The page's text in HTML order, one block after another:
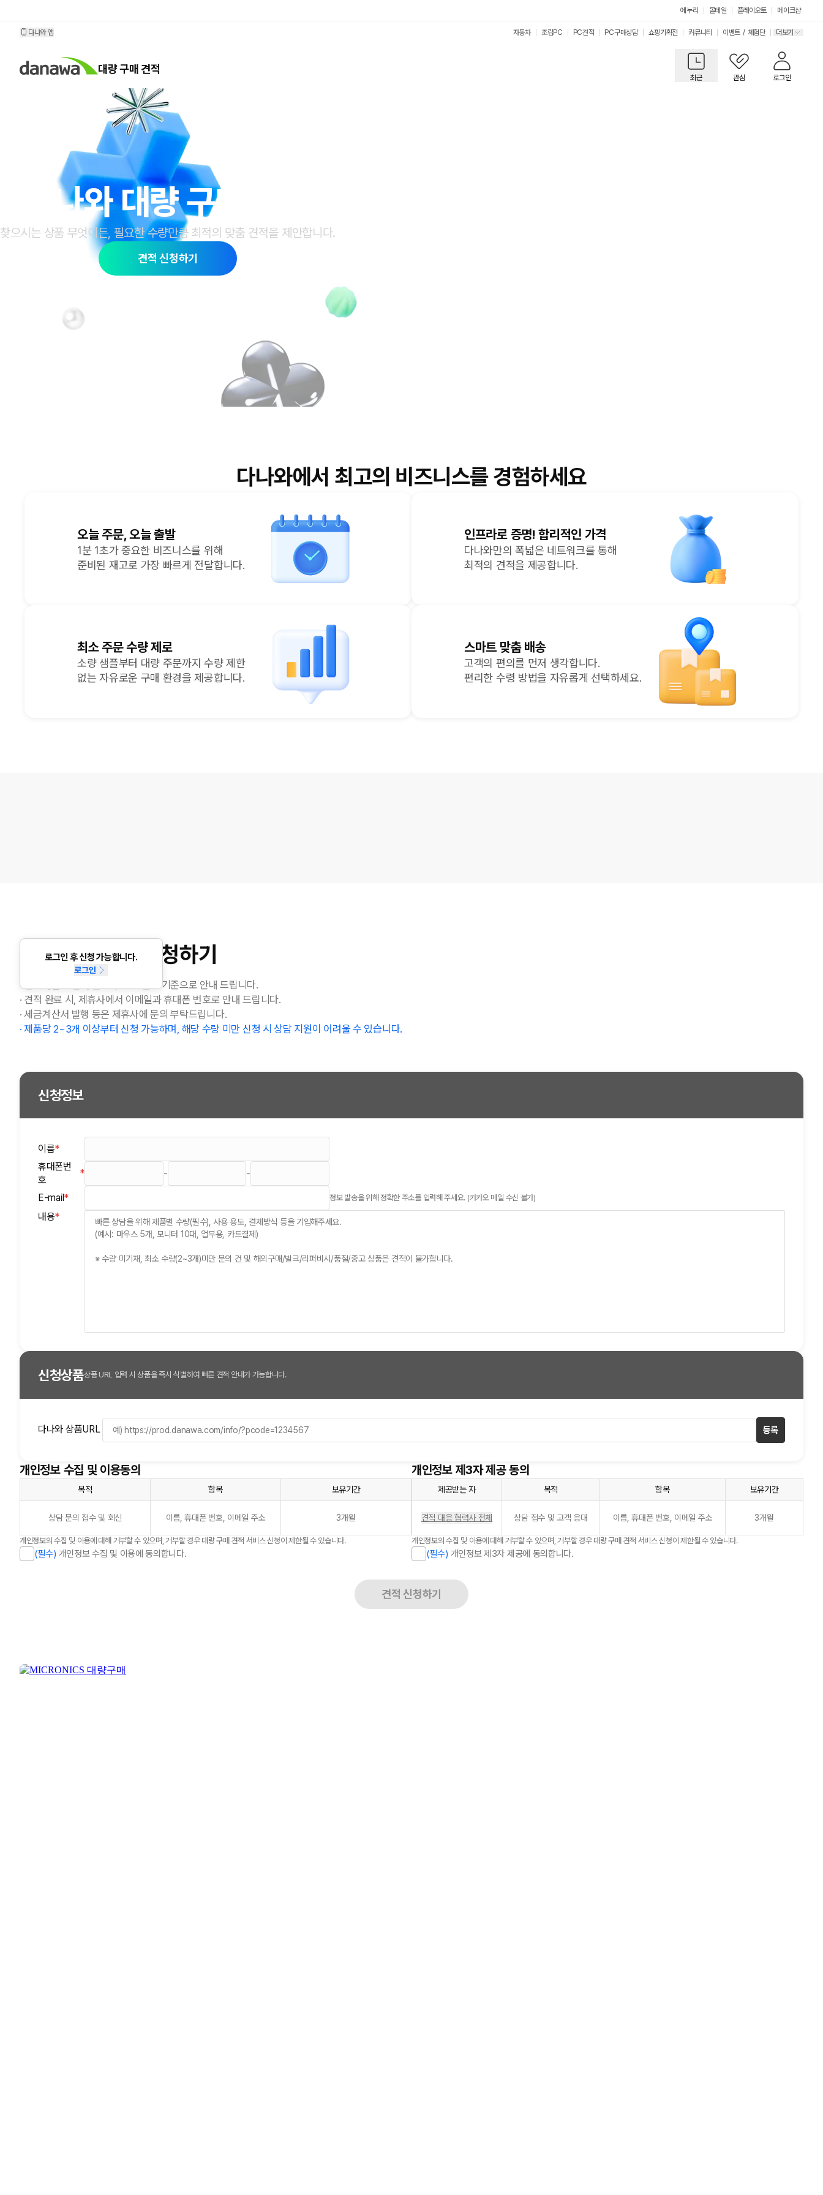
에누리 몰테일 플레이오토 메이크샵
다나와 앱 자동차 조립PC PC견적 PC구매상담 쇼핑기획전 커뮤니티 이벤트 / 체험단 더보기
대량 구매 견적
최근 관심 로그인
다나와 대량 구매 견적
찾으시는 상품 무엇이든, 필요한 수량만큼 최적의 맞춤 견적을 제안합니다.
견적 신청하기
다나와에서 최고의 비즈니스를경험하세요
오늘 주문, 오늘 출발
1분 1초가 중요한 비즈니스를 위해
준비된 재고로 가장 빠르게 전달합니다.
인프라로 증명! 합리적인 가격
다나와만의 폭넓은 네트워크를 통해
최적의 견적을 제공합니다.
최소 주문 수량 제로
소량 샘플부터 대량 주문까지 수량 제한
없는 자유로운 구매 환경을 제공합니다.
스마트 맞춤 배송
고객의 편의를 먼저 생각합니다.
편리한 수령 방법을 자유롭게 선택하세요.
로그인 후 신청 가능합니다.
로그인
대량구매 견적 신청하기
· 견적가는 계산서 발행 무통장 결제 기준으로 안내 드립니다.
· 견적 완료 시, 제휴사에서 이메일과 휴대폰 번호로 안내 드립니다.
· 세금계산서 발행 등은 제휴사에 문의 부탁드립니다.
· 제품당 2~3개 이상부터 신청 가능하며, 해당 수량 미만 신청 시 상담 지원이 어려울 수 있습니다.
신청정보
이름*
(필수)
휴대폰번
호
*
(필수) - -
E-mail*
(필수) 정보 발송을 위해 정확한 주소를 입력해 주세요. (카카오 메일 수신 불가)
내용*(필수)
신청상품상품 URL 입력 시 상품을 즉시 식별하여 빠른 견적 안내가 가능합니다.
다나와 상품URL 등록
개인정보 수집 및 이용동의
목적 항목 보유기간
상담 문의 접수 및 회신 이름, 휴대폰 번호, 이메일 주소 3개월
개인정보의 수집 및 이용에 대해 거부할 수 있으며, 거부할 경우 대량 구매 견적 서비스 신청이 제한될 수 있습니다.
(필수) 개인정보 수집 및 이용에 동의합니다.
개인정보 제3자 제공 동의
제공받는 자 목적 항목 보유기간
견적 대응 협력사 전체 상담 접수 및 고객 응대 이름, 휴대폰 번호, 이메일 주소 3개월
개인정보의 수집 및 이용에 대해 거부할 수 있으며, 거부할 경우 대량 구매 견적 서비스 신청이 제한될 수 있습니다.
(필수) 개인정보 제3자 제공에 동의합니다.
견적 신청하기